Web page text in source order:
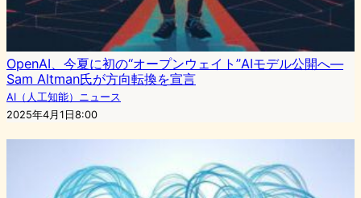
OpenAI、今夏に初の“オープンウェイト”AIモデル公開へ—
Sam Altman氏が方向転換を宣言
AI（人工知能）ニュース
2025年4月1日8:00